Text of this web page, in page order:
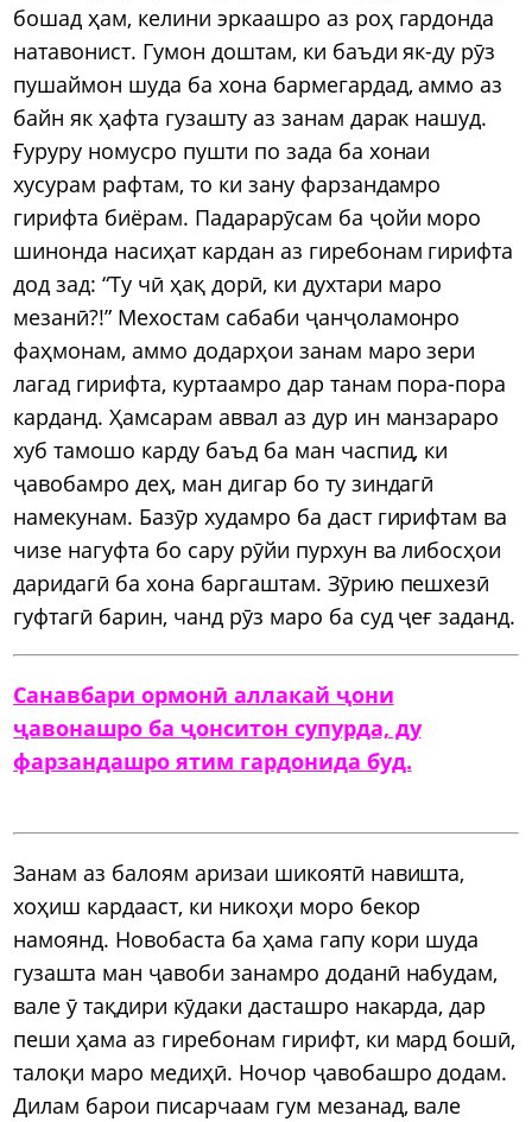
бошад ҳам, келини эркаашро аз роҳ гардонда
натавонист. Гумон доштам, ки баъди як-ду рӯз
пушаймон шуда ба хона бармегардад, аммо аз
байн як ҳафта гузашту аз занам дарак нашуд.
Ғуруру номусро пушти по зада ба хонаи
хусурам рафтам, то ки зану фарзандамро
гирифта биёрам. Падарарӯсам ба ҷойи моро
шинонда насиҳат кардан аз гиребонам гирифта
дод зад: “Ту чӣ ҳақ дорӣ, ки духтари маро
мезанӣ?!” Мехостам сабаби ҷанҷоламонро
фаҳмонам, аммо додарҳои занам маро зери
лагад гирифта, куртаамро дар танам пора-пора
карданд. Ҳамсарам аввал аз дур ин манзараро
хуб тамошо карду баъд ба ман часпид, ки
ҷавобамро деҳ, ман дигар бо ту зиндагӣ
намекунам. Базӯр худамро ба даст гирифтам ва
чизе нагуфта бо сару рӯйи пурхун ва либосҳои
даридагӣ ба хона баргаштам. Зӯрию пешхезӣ
гуфтагӣ барин, чанд рӯз маро ба суд ҷеғ заданд.
Санавбари ормонӣ аллакай ҷони
ҷавонашро ба ҷонситон супурда, ду
фарзандашро ятим гардонида буд.
Занам аз балоям аризаи шикоятӣ навишта,
хоҳиш кардааст, ки никоҳи моро бекор
намоянд. Новобаста ба ҳама гапу кори шуда
гузашта ман ҷавоби занамро доданӣ набудам,
вале ӯ тақдири кӯдаки дасташро накарда, дар
пеши ҳама аз гиребонам гирифт, ки мард бошӣ,
талоқи маро медиҳӣ. Ночор ҷавобашро додам.
Дилам барои писарчаам гум мезанад, вале